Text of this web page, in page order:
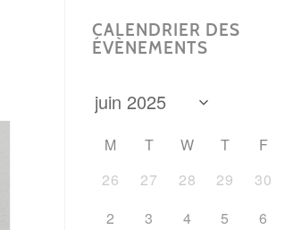
CALENDRIER DES
ÉVÈNEMENTS
M T W T F
26
27 28 29 30
2
3 4 5 6